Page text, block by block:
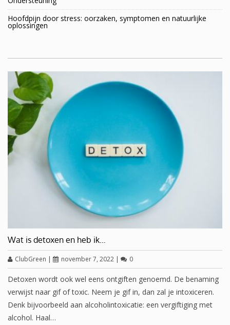
Hoofdpijn door stress: oorzaken, symptomen en natuurlijke
oplossingen
Wat is detoxen en heb ik…
ClubGreen | november 7, 2022 | 0
Detoxen wordt ook wel eens ontgiften genoemd. De benaming
verwijst naar gif of toxic. Neem je gif in, dan zal je intoxiceren.
Denk bijvoorbeeld aan alcoholintoxicatie: een vergiftiging met
alcohol. Haal…